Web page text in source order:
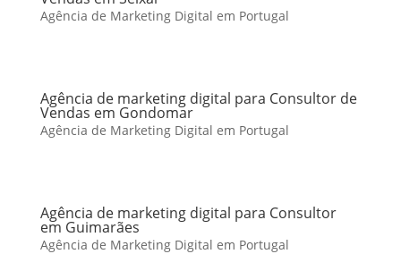
Agência de Marketing Digital em Portugal
Agência de marketing digital para Consultor de
Vendas em Gondomar
Agência de Marketing Digital em Portugal
Agência de marketing digital para Consultor
em Guimarães
Agência de Marketing Digital em Portugal